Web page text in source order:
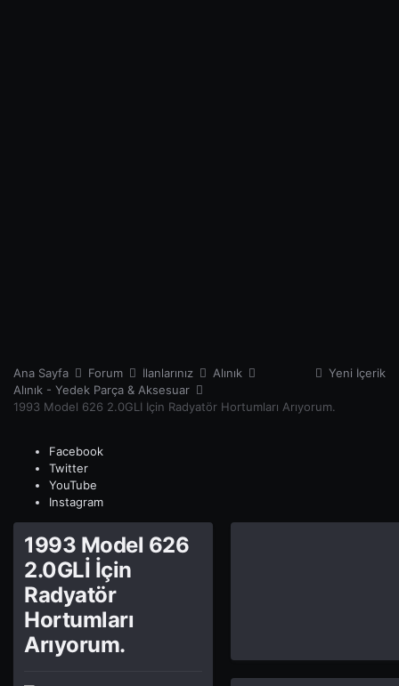
Yeni İçerik
Ana Sayfa Forum İlanlarınız
Alınık
Alınık - Yedek Parça & Aksesuar
1993 Model 626 2.0GLİ İçin Radyatör Hortumları Arıyorum.
Facebook
Twitter
YouTube
Instagram
1993 Model 626
2.0GLİ İçin
Radyatör
Hortumları
Arıyorum.